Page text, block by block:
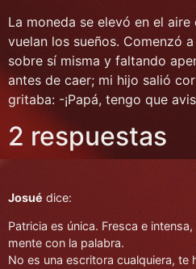
La moneda se elevó en el
vuelan los sueños. Comenzó
sobre sí misma y faltando
antes de caer; mi hijo salió
gritaba: -¡Papá, tengo que
2 respuestas
Josué dice:
Patricia es única. Fresca e
mente con la palabra.
No es una escritora cualquiera, te